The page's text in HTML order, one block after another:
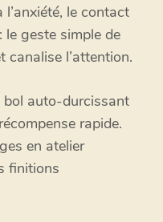
le contact
le geste simple de
canalise l’attention.
bol auto-durcissant
rapide.
en atelier
finitions